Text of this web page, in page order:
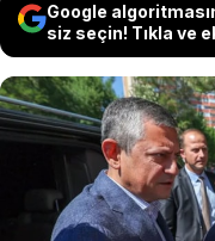
Google
siz seçin! Tıkla ve
'Mutlak
ile ilgili